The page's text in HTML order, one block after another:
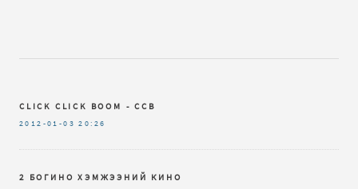
CLICK CLICK BOOM - CCB
2012-01-03 20:26
2 БОГИНО ХЭМЖЭЭНИЙ КИНО